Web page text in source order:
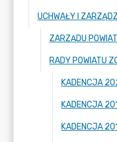
UCHWAŁY I
KADENCJA
KADENCJA
KADENCJA